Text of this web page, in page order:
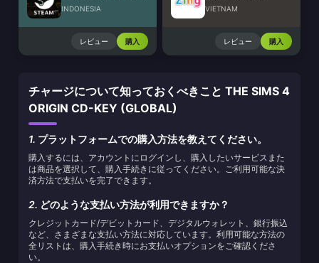
INDONESIA
レビュー 購入
VIETNAM
レビュー 購入
チャージについて知っておくべきこと THE SIMS 4
ORIGIN CD-KEY (GLOBAL)
1. プラットフォームでの購入方法を教えてください。
購入するには、アカウントにログインし、購入したいサービスまた
は商品を選択して、購入手続きに従ってください。ご利用可能な決
済方法で支払いを完了できます。
2. どのような支払い方法が利用できますか？
クレジットカード/デビットカード、デジタルウォレット、銀行振込
など、さまざまな支払い方法に対応しています。利用可能な方法の
全リストは、購入手続き時にお支払いオプションをご確認くださ
い。